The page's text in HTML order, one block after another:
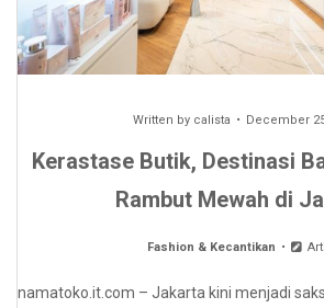
Written by calista December
Kerastase Butik, Destinasi
Rambut Mewah di
Fashion & Kecantikan
namatoko.it.com – Jakarta kini menjadi